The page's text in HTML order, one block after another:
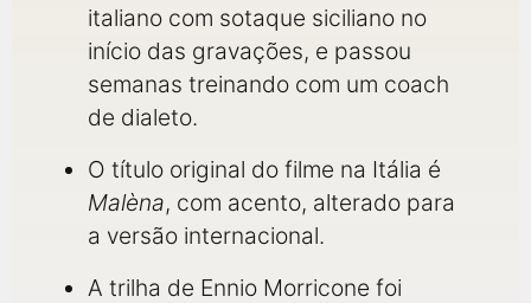
italiano com sotaque siciliano no
início das gravações, e passou
semanas treinando com um coach
de dialeto.
O título original do filme na Itália é
Malèna, com acento, alterado para
a versão internacional.
A trilha de Ennio Morricone foi